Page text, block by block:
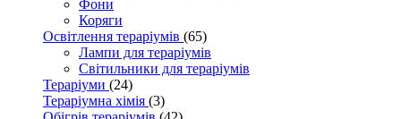
Фони
Коряги
Освітлення тераріумів (65)
Лампи для тераріумів
Світильники для тераріумів
Тераріуми (24)
Тераріумна хімія (3)